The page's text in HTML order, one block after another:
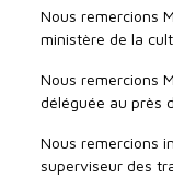
Nous remercions
ministère de la
Nous remercions
déléguée au près
Nous remercions
superviseur des